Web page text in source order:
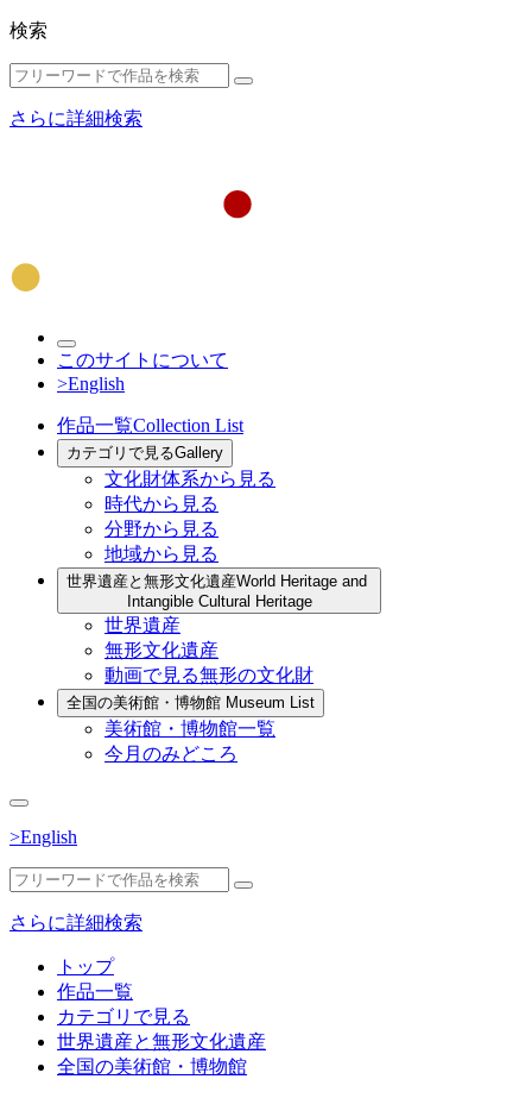
検索
さらに詳細検索
このサイトについて
>English
作品一覧Collection List
カテゴリで見るGallery
文化財体系から見る
時代から見る
分野から見る
地域から見る
世界遺産と無形文化遺産World Heritage and
Intangible Cultural Heritage
世界遺産
無形文化遺産
動画で見る無形の文化財
全国の美術館・博物館 Museum List
美術館・博物館一覧
今月のみどころ
>English
さらに詳細検索
トップ
作品一覧
カテゴリで見る
世界遺産と無形文化遺産
全国の美術館・博物館